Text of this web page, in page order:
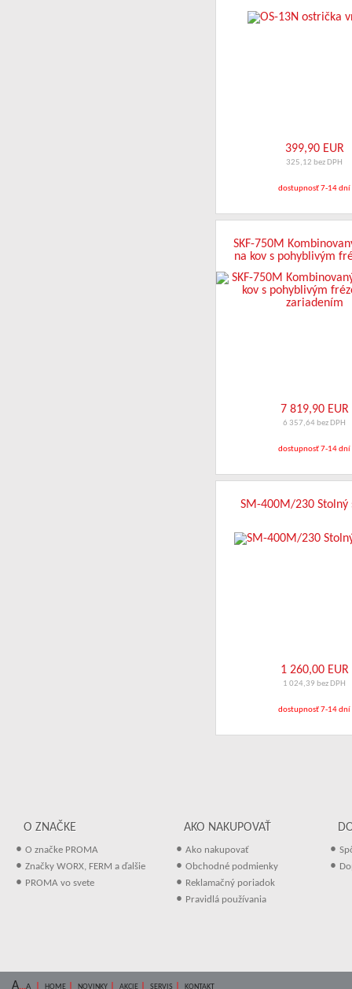
399,90 EUR
325,12 bez DPH
dostupnosť 7-14 dní
SKF-750M
na kov s pohyblivým
zariadením
7 819,90 EUR
6 357,64 bez DPH
dostupnosť 7-14 dní
SM-400M/230 Stolný
1 260,00 EUR
1 024,39 bez DPH
dostupnosť 7-14 dní
O ZNAČKE
• O značke PROMA
• Značky WORX, FERM a ďalšie
• PROMA vo svete
AKO NAKUPOVAŤ
• Ako nakupovať
• Obchodné podmienky
• Reklamačný poriadok
• Pravidlá používania
•
•
A...